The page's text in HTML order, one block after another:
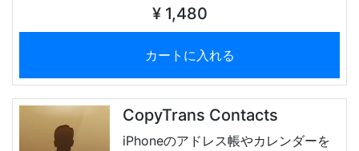
¥ 1,480
カートに入れる
CopyTrans Contacts
iPhoneのアドレス帳やカレンダーを